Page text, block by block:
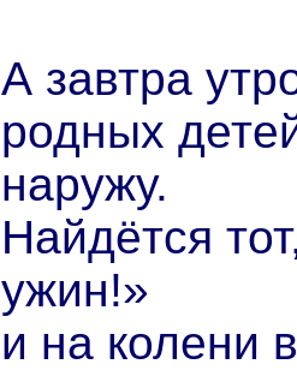
А завтра
родных
наружу.
Найдётся
ужин!»
и на колени